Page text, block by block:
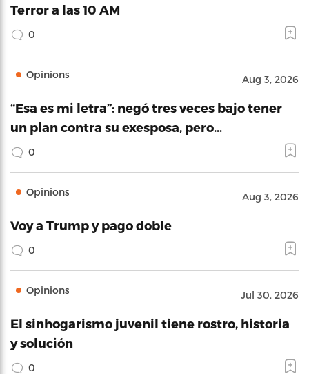
Terror a las 10 AM
0
Opinions Aug 3, 2026
“Esa es mi letra”: negó tres veces bajo tener
un plan contra su exesposa, pero…
0
Opinions Aug 3, 2026
Voy a Trump y pago doble
0
Opinions Jul 30, 2026
El sinhogarismo juvenil tiene rostro, historia
y solución
0